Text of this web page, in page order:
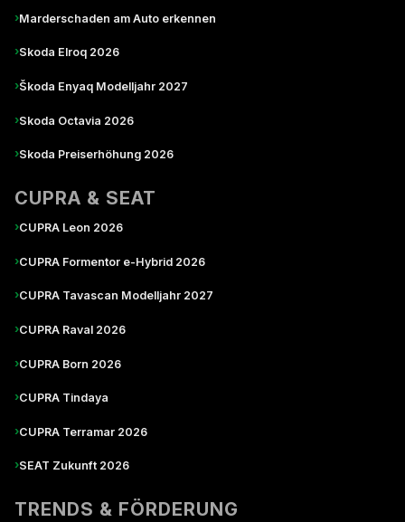
›Marderschaden am Auto erkennen
›Skoda Elroq 2026
›Škoda Enyaq Modelljahr 2027
›Skoda Octavia 2026
›Skoda Preiserhöhung 2026
CUPRA & SEAT
›CUPRA Leon 2026
›CUPRA Formentor e-Hybrid 2026
›CUPRA Tavascan Modelljahr 2027
›CUPRA Raval 2026
›CUPRA Born 2026
›CUPRA Tindaya
›CUPRA Terramar 2026
›SEAT Zukunft 2026
TRENDS & FÖRDERUNG